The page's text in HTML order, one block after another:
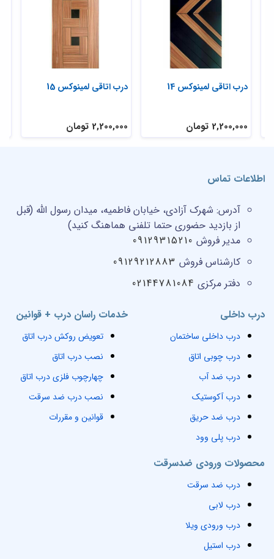
درب اتاقی لمینوکس 15
2,200,000 تومان
درب اتاقی لمینوکس 14
2,200,000 تومان
خدمات راسان درب + قوانین
تعویض روکش درب اتاق
نصب درب اتاق
چهارچوب فلزی درب اتاق
نصب درب ضد سرقت
قوانین و مقررات
محصولات ورودی ضدسرقت
درب ضد سرقت
درب لابی
درب ورودی ویلا
درب استیل
درب داخلی
درب داخلی ساختمان
درب چوبی اتاق
درب ضد آب
درب آکوستیک
درب ضد حریق
درب پلی وود
اطلاعات تماس
آدرس: شهرک آزادی، خیابان فاطمیه، میدان رسول الله (قبل
از بازدید حضوری حتما تلفنی هماهنگ کنید)
مدیر فروش 09129315210
کارشناس فروش 09129212883
دفتر مرکزی 02144781084